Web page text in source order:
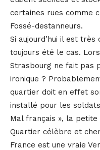
certaines rues comme
Fossé-destanneurs.
Si aujourd’hui il est très
toujours été le cas.
Strasbourg ne fait pas
ironique ?
quartier doit en effet
installé pour les
Mal français », la petite
Quartier célèbre et
France est une vraie